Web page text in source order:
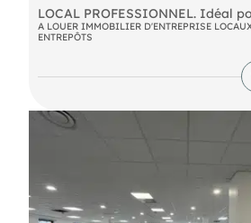
LOCAL PROFESSIONNEL. Idéal
libérales ou bureaux d'études
Très bien situé au sein d'une zone
7 bureaux + zone d'expo centrale
Pour un contact et des précisions:
+33
A LOUER IMMOBILIER D'ENTREPRISE
ENTREPÔTS